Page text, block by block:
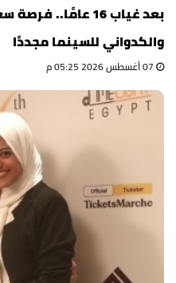
بعد غياب 16
والكدواني للسينما مجددًا